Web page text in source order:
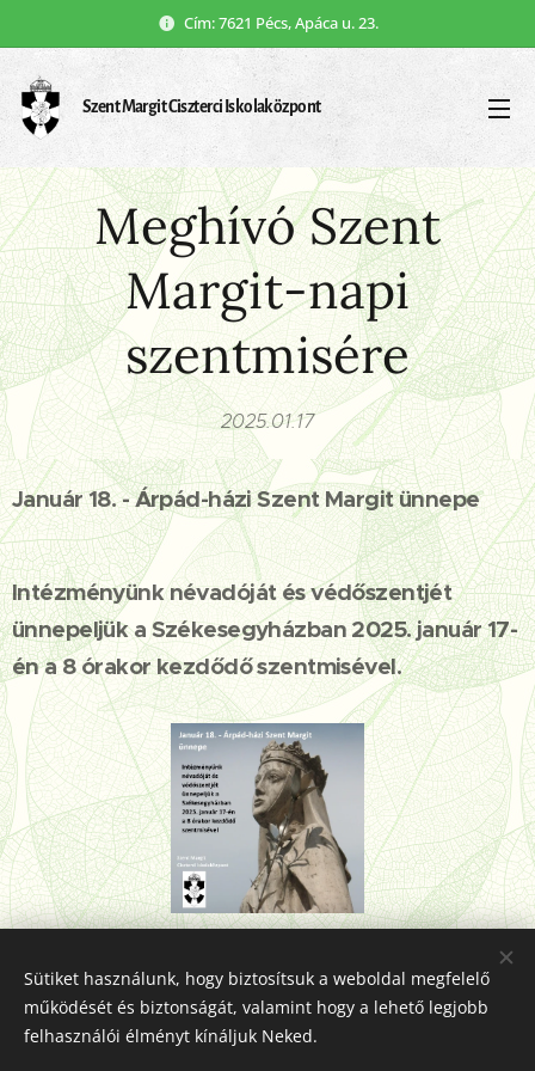
Cím: 7621 Pécs, Apáca u. 23.
Szent Margit Ciszterci Iskolaközpont
Meghívó Szent
Margit-napi
szentmisére
2025.01.17
Január 18. - Árpád-házi Szent Margit ünnepe
Intézményünk névadóját és védőszentjét
ünnepeljük a Székesegyházban 2025. január 17-
én a 8 órakor kezdődő szentmisével.
Sütiket használunk, hogy biztosítsuk a weboldal megfelelő
működését és biztonságát, valamint hogy a lehető legjobb
felhasználói élményt kínáljuk Neked.